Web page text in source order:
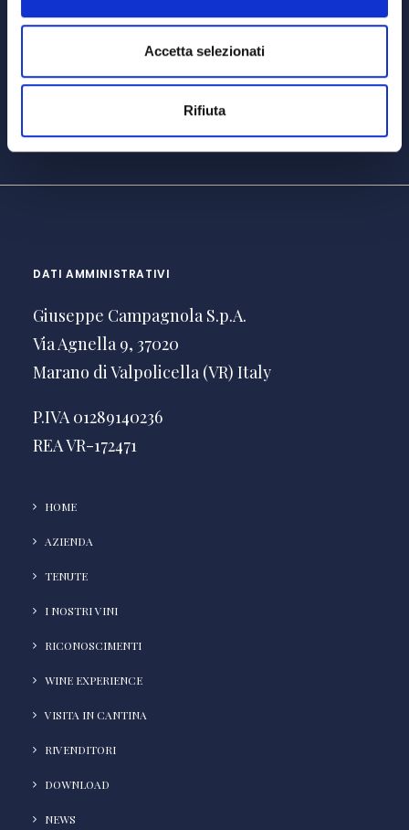
Accetta selezionati
Rifiuta
DATI AMMINISTRATIVI
Giuseppe Campagnola S.p.A.
Via Agnella 9, 37020
Marano di Valpolicella (VR) Italy
P.IVA 01289140236
REA VR-172471
HOME
AZIENDA
TENUTE
I NOSTRI VINI
RICONOSCIMENTI
WINE EXPERIENCE
VISITA IN CANTINA
RIVENDITORI
DOWNLOAD
NEWS